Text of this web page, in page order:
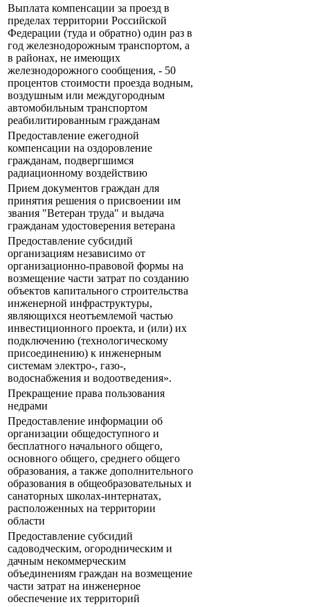
Выплата компенсации за проезд в
пределах территории Российской
Федерации (туда и обратно) один раз в
год железнодорожным транспортом, а
в районах, не имеющих
железнодорожного сообщения, - 50
процентов стоимости проезда водным,
воздушным или междугородным
автомобильным транспортом
реабилитированным гражданам
Предоставление ежегодной
компенсации на оздоровление
гражданам, подвергшимся
радиационному воздействию
Прием документов граждан для
принятия решения о присвоении им
звания "Ветеран труда" и выдача
гражданам удостоверения ветерана
Предоставление субсидий
организациям независимо от
организационно-правовой формы на
возмещение части затрат по созданию
объектов капитального строительства
инженерной инфраструктуры,
являющихся неотъемлемой частью
инвестиционного проекта, и (или) их
подключению (технологическому
присоединению) к инженерным
системам электро-, газо-,
водоснабжения и водоотведения».
Прекращение права пользования
недрами
Предоставление информации об
организации общедоступного и
бесплатного начального общего,
основного общего, среднего общего
образования, а также дополнительного
образования в общеобразовательных и
санаторных школах-интернатах,
расположенных на территории
области
Предоставление субсидий
садоводческим, огородническим и
дачным некоммерческим
объединениям граждан на возмещение
части затрат на инженерное
обеспечение их территорий